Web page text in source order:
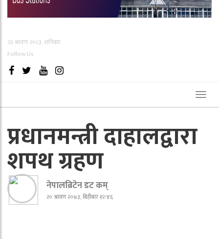
२३ श्रावण २०८३, शनिबार
Follow Us
प्रधानमन्त्री दाहालद्वारा
शपथ ग्रहण
नेपालब्रिटेन डट कम्
२० श्रावण २०७३, बिहीबार १२:४६